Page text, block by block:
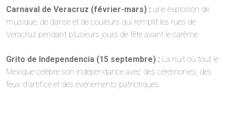
Carnaval de Veracruz (février-mars) : une explosion de
musique, de danse et de couleurs qui remplit les rues de
Veracruz pendant plusieurs jours de fête avant le carême.
Grito de Independencia (15 septembre) : La nuit où tout le
Mexique célèbre son indépendance avec des cérémonies, des
feux d’artifice et des événements patriotiques.